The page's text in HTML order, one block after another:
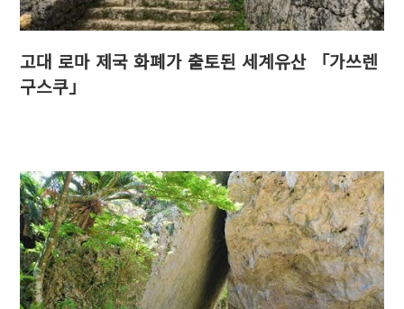
고대 로마 제국 화폐가 출토된 세계유산 「가쓰렌
구스쿠」